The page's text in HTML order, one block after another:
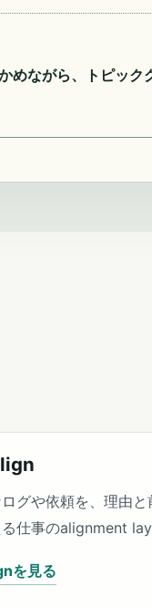
めながら、トピック
グや依頼を、理由
仕事のalignment
を見る